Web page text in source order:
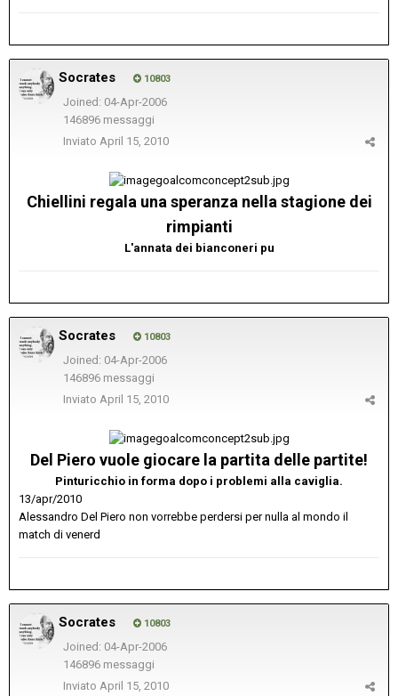
Socrates 10803
Joined: 04-Apr-2006
146896 messaggi
Inviato April 15, 2010
Chiellini regala una speranza nella stagione dei
rimpianti
L'annata dei bianconeri pu
Socrates 10803
Joined: 04-Apr-2006
146896 messaggi
Inviato April 15, 2010
Del Piero vuole giocare la partita delle partite!
Pinturicchio in forma dopo i problemi alla caviglia.
13/apr/2010
Alessandro Del Piero non vorrebbe perdersi per nulla al mondo il
match di venerd
Socrates 10803
Joined: 04-Apr-2006
146896 messaggi
Inviato April 15, 2010